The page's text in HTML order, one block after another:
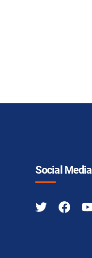
Social Media